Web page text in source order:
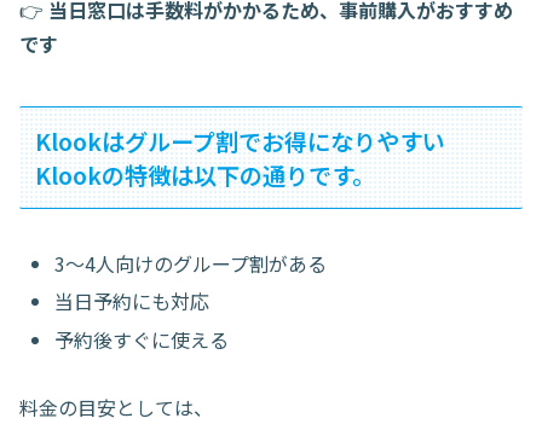
👉 当日窓口は手数料がかかるため、事前購入がおすすめ
です
Klookはグループ割でお得になりやすい
Klookの特徴は以下の通りです。
3〜4人向けのグループ割がある
当日予約にも対応
予約後すぐに使える
料金の目安としては、